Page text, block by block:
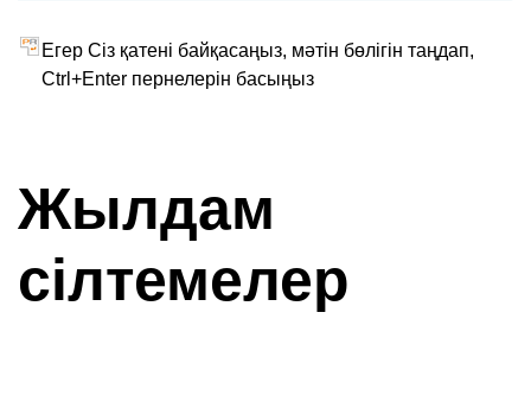
Егер Сіз қатені байқасаңыз, мәтін бөлігін таңдап,
Ctrl+Enter пернелерін басыңыз
Жылдам
сілтемелер